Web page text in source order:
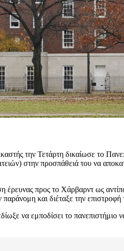
την Τετάρτη δικαίωσε το
στην προσπάθειά του να
προς το Χάρβαρντ ως
και διέταξε την
να εμποδίσει το πανεπιστήμιο